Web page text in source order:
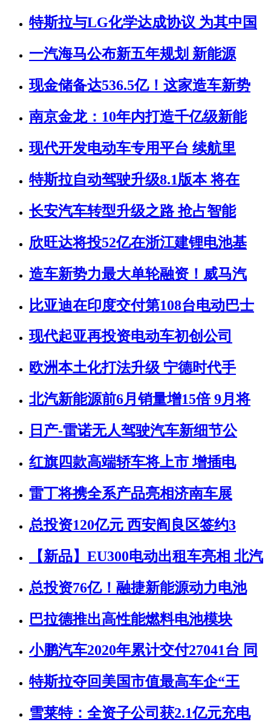
特斯拉与LG化学达成协议 为其中国
一汽海马公布新五年规划 新能源
现金储备达536.5亿！这家造车新势
南京金龙：10年内打造千亿级新能
现代开发电动车专用平台 续航里
特斯拉自动驾驶升级8.1版本 将在
长安汽车转型升级之路 抢占智能
欣旺达将投52亿在浙江建锂电池基
造车新势力最大单轮融资！威马汽
比亚迪在印度交付第108台电动巴士
现代起亚再投资电动车初创公司
欧洲本土化打法升级 宁德时代手
北汽新能源前6月销量增15倍 9月将
日产-雷诺无人驾驶汽车新细节公
红旗四款高端轿车将上市 增插电
雷丁将携全系产品亮相济南车展
总投资120亿元 西安阎良区签约3
【新品】EU300电动出租车亮相 北汽
总投资76亿！融捷新能源动力电池
巴拉德推出高性能燃料电池模块
小鹏汽车2020年累计交付27041台 同
特斯拉夺回美国市值最高车企“王
雪莱特：全资子公司获2.1亿元充电